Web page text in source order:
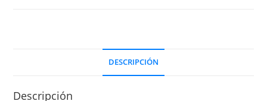
DESCRIPCIÓN
Descripción